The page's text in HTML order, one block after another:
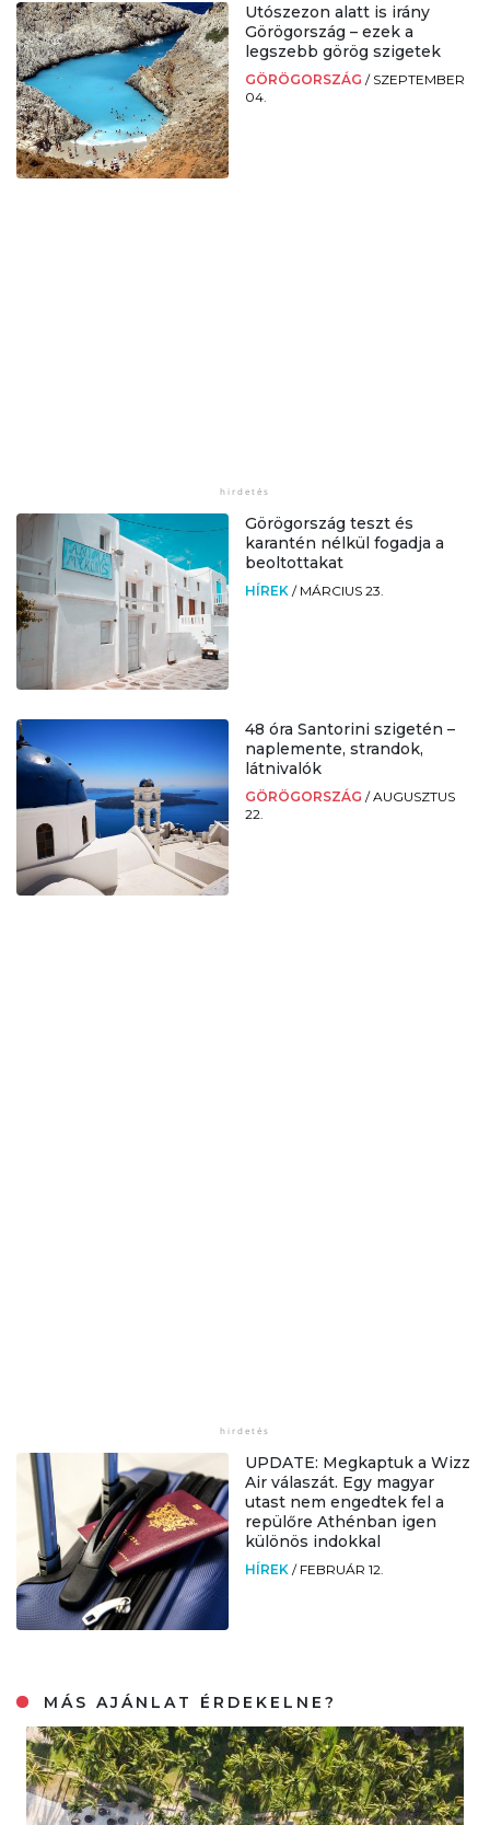
Utószezon alatt is irány
Görögország – ezek a
legszebb görög szigetek
GÖRÖGORSZÁG / SZEPTEMBER
04.
Görögország teszt és
karantén nélkül fogadja a
beoltottakat
HÍREK / MÁRCIUS 23.
48 óra Santorini szigetén –
naplemente, strandok,
látnivalók
GÖRÖGORSZÁG /AUGUSZTUS
22.
UPDATE: Megkaptuk a Wizz
Air válaszát. Egy magyar
utast nem engedtek fel a
repülőre Athénban igen
különös indokkal
HÍREK / FEBRUÁR 12.
MÁS AJÁNLAT ÉRDEKELNE?